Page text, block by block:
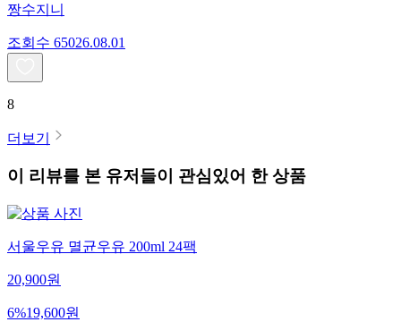
짱수지니
조회수 65026.08.01
8
더보기
이 리뷰를 본 유저들이 관심있어 한 상품
서울우유 멸균우유 200ml 24팩
20,900원
6%19,600원